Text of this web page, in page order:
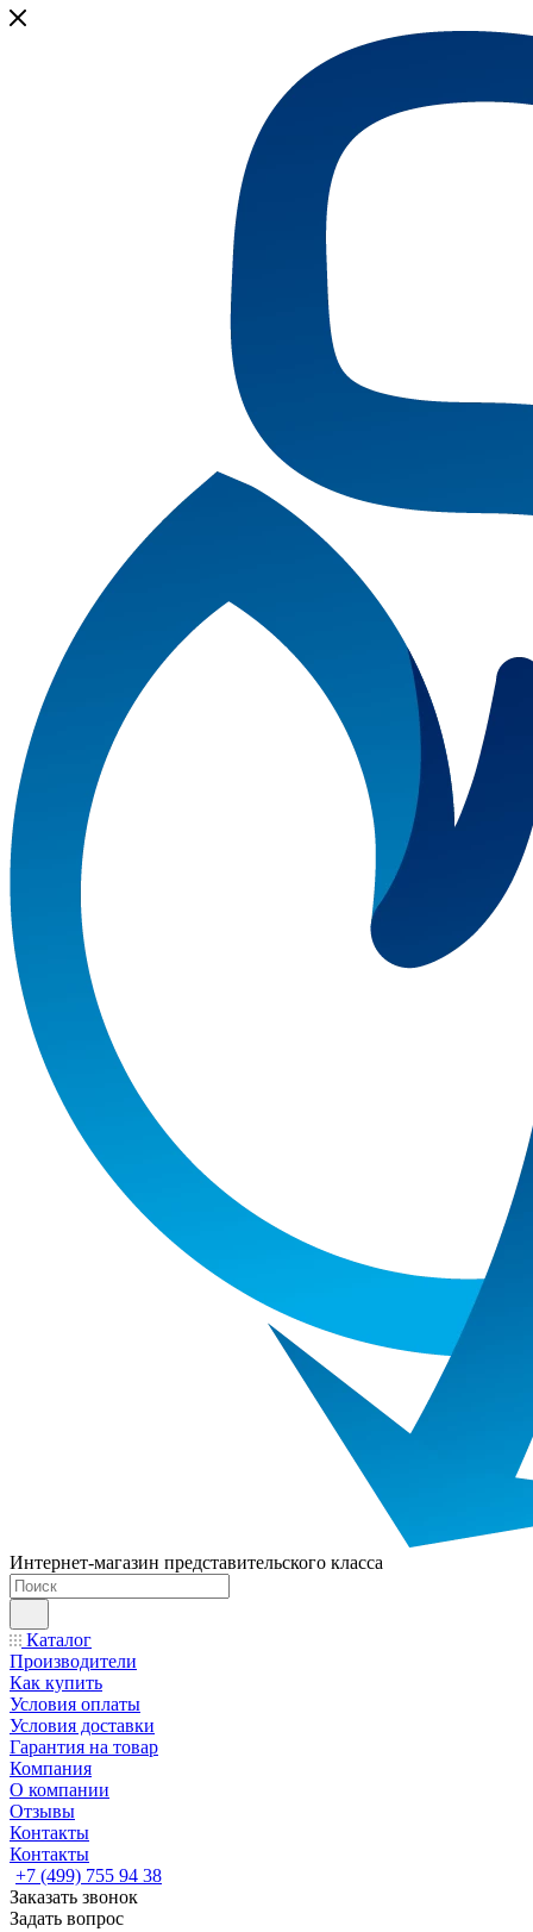
Интернет-магазин представительского класса
Каталог
Производители
Как купить
Условия оплаты
Условия доставки
Гарантия на товар
Компания
О компании
Отзывы
Контакты
Контакты
+7 (499) 755 94 38
Заказать звонок
Задать вопрос